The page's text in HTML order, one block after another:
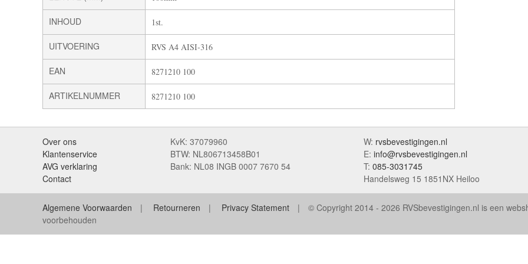
INHOUD 1st.
UITVOERING RVS A4 AISI-316
EAN 8271210 100
ARTIKELNUMMER 8271210 100
Over ons
Klantenservice
AVG verklaring
Contact
KvK: 37079960
BTW: NL806713458B01
Bank: NL08 INGB 0007 7670 54
W: rvsbevestigingen.nl
E: info@rvsbevestigingen.nl
T: 085-3031745
Handelsweg 15 1851NX Heiloo
Algemene Voorwaarden Retourneren Privacy Statement © Copyright 2014 - 2026 RVSbevestigingen.nl is een
voorbehouden